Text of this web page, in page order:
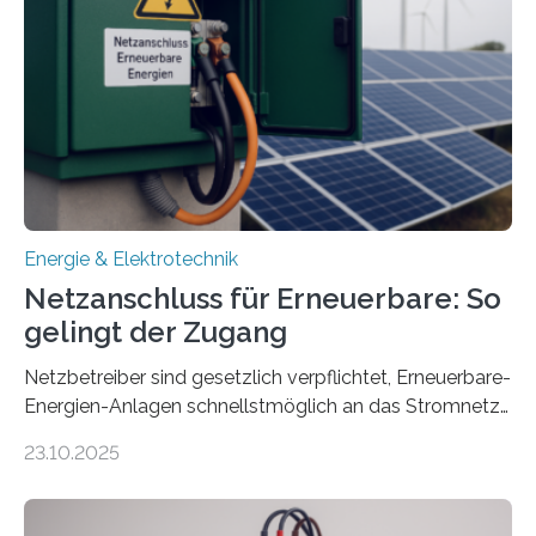
sektorübergreifend vernetzten Energiesystemen. Das
Projekt startete am 15. Oktober 2025, hat eine Laufzeit
von drei Jahren und ein Gesamtvolumen von rund 2,9
Millionen Euro, wovon 2,6 Millionen Euro durch das
Ministerium für Umwelt, Klima und…
Energie & Elektrotechnik
Netzanschluss für Erneuerbare: So
gelingt der Zugang
Netzbetreiber sind gesetzlich verpflichtet, Erneuerbare-
Energien-Anlagen schnellstmöglich an das Stromnetz
ermöglichen. Doch der dafür nötige Netzausbau hinkt
einem „Anschlussstau“. Die Stiftung
23.10.2025